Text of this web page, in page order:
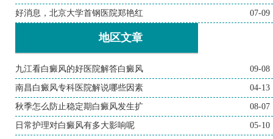
好消息，北京大学首钢医院郑艳红 07-09
地区文章
九江看白癜风的好医院解答白癜风 09-08
南昌白癜风专科医院解说哪些因素 04-13
秋季怎么防止稳定期白癜风发生扩 08-07
日常护理对白癜风有多大影响呢 05-10